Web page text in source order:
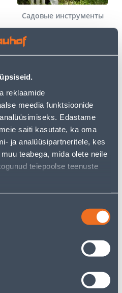
reklaamide
meedia funktsioonide
Edastame
saiti kasutate, ka oma
ja analüüsipartneritele, kes
teabega, mida olete neile
teiepoolse teenuste
Садовые инструменты
Летние товары
Сады и аксессуары